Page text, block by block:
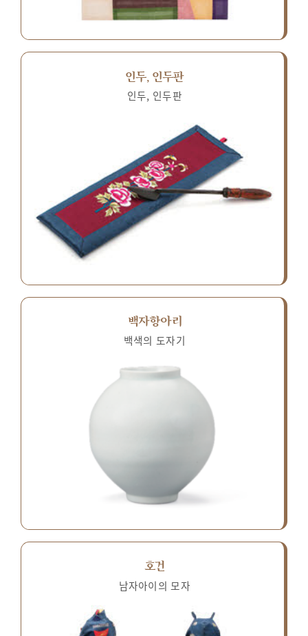
인두, 인두판
인두, 인두판
백자항아리
백색의 도자기
호건
남자아이의 모자